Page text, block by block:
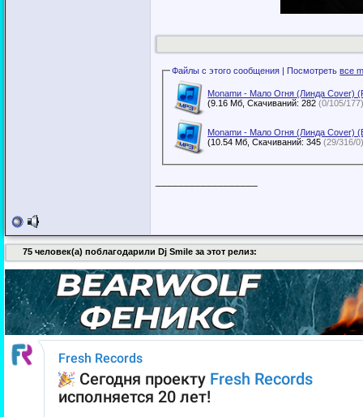
Файлы с этого сообщения | Посмотретьвсе
Monamи - Мало Огня (Линда Cover)
(9.16 Мб, Скачиваний: 282(0/105/
Monamи - Мало Огня (Линда Cover)
(10.54 Мб, Скачиваний: 345(29/316/
75 человек(а) поблагодарили Dj Smile за этот релиз: